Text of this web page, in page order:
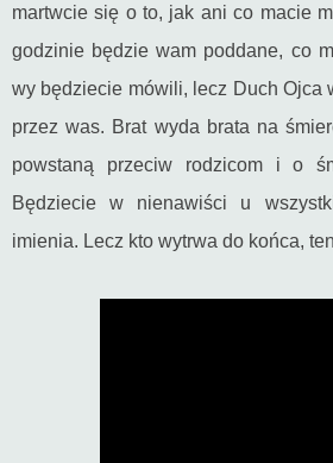
martwcie się o to, jak ani co macie
godzinie będzie wam poddane, co
wy będziecie mówili, lecz Duch Ojca
przez was. Brat wyda brata na
powstaną przeciw rodzicom i o
Będziecie w nienawiści u
imienia. Lecz kto wytrwa do końca,